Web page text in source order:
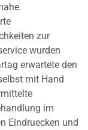
zur
wurden
erwartete den
mit Hand
im
Eindruecken und